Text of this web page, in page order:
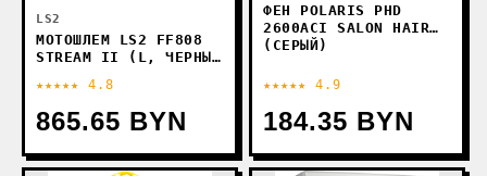
LS2
МОТОШЛЕМ LS2 FF808
STREAM II (L, ЧЕРНЫЙ
★★★★★ 4.8
865.65 BYN
ФЕН POLARIS PHD
2600ACI SALON HAIR
(СЕРЫЙ)
★★★★★ 4.9
184.35 BYN